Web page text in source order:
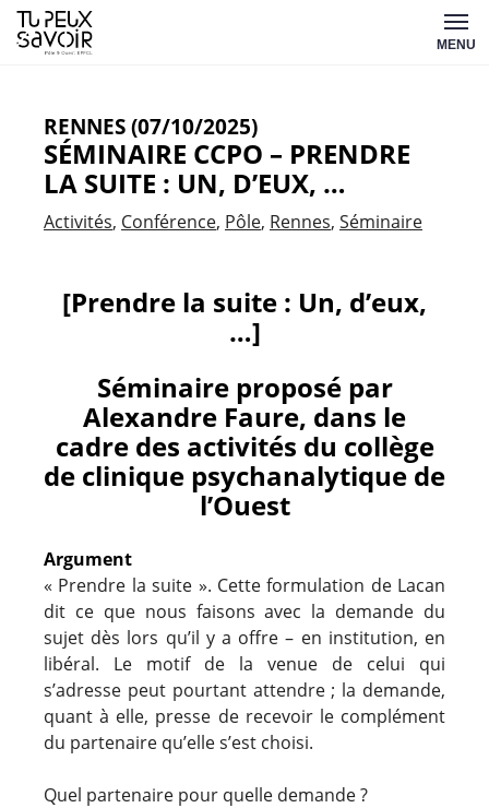
Aller
au
MENU
RENNES (07/10/2025)
SÉMINAIRE CCPO – PRENDRE
LA SUITE : UN, D’EUX, …
Activités Conférence Pôle Rennes Séminaire
[Prendre la suite : Un, d’eux,
…]
Séminaire proposé par
Alexandre Faure, dans le
cadre des activités du collège
de clinique psychanalytique de
l’Ouest
Argument
« Prendre la suite ». Cette formulation de Lacan
dit ce que nous faisons avec la demande du
sujet dès lors qu’il y a offre – en institution, en
libéral. Le motif de la venue de celui qui
s’adresse peut pourtant attendre ; la demande,
quant à elle, presse de recevoir le complément
du partenaire qu’elle s’est choisi.
Quel partenaire pour quelle demande ?